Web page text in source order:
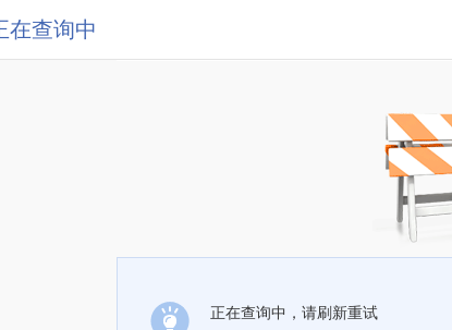
在查询中
正在查询中，请刷新重试